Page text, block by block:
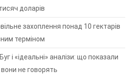
доларів
захоплення понад 10 гектарів
терміном
і «ідеальні» аналізи: що показали
не говорять